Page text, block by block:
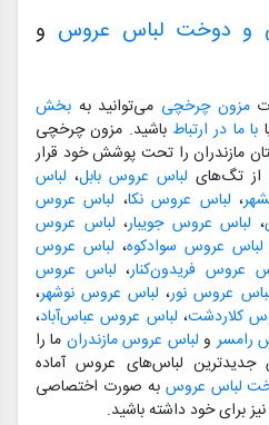
و دوخت لباس عروس و
مزون چرخچی می‌توانید به بخش
با ما در ارتباط باشید. مزون چرخچی
مازندران را تحت پوشش خود قرار
از تگ‌های لباس عروس بابل، لباس
، لباس عروس نکا، لباس عروس
، لباس عروس جویبار، لباس عروس
لباس عروس سوادکوه، لباس عروس
عروس فریدون‌کنار، لباس عروس
عروس نور، لباس عروس نوشهر،
کلاردشت، لباس عروس عباس‌آباد،
رامسر و لباس عروس مازندران ما را
جدیدترین لباس‌های عروس آماده
لباس عروس به صورت اختصاصی
نیز برای خود داشته باشید.